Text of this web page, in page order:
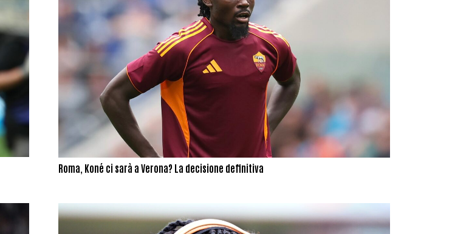
Roma, Koné ci sarà a Verona? La decisione definitiva